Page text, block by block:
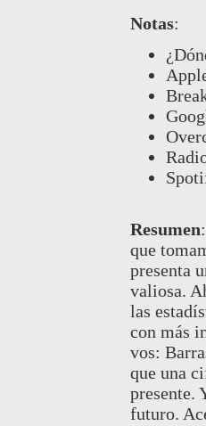
Notas:
Resumen:
que
presenta
valiosa.
las
con más
vos:
que una
presente.
futuro.